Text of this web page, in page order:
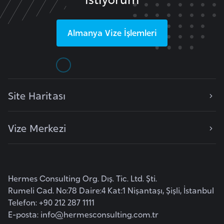
Almanya Vize İşlemleri
Site Haritası
Vize Merkezi
Hermes Consulting Org. Dış. Tic. Ltd. Şti.
Rumeli Cad. No:78 Daire:4 Kat:1 Nişantaşı, Şişli, İstanbul
Telefon: +90 212 287 1111
E-posta: info@hermesconsulting.com.tr
F
d
Ç
u
m
h